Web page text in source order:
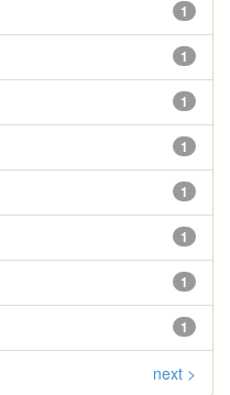
1
1
1
1
1
1
1
1
next >